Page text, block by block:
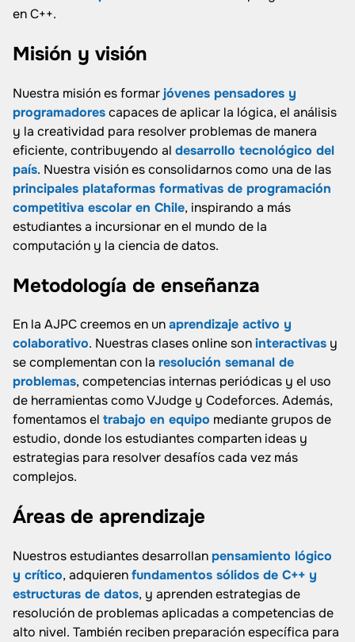
en C++.
Misión y visión
Nuestra misión es formarjóvenes pensadores y
programadorescapaces de aplicar la lógica, el análisis
y la creatividad para resolver problemas de manera
eficiente, contribuyendo al desarrollo tecnológico del
país. Nuestra visión es consolidarnos como una de las
principales plataformas formativas de programación
competitiva escolar en Chile, inspirando a más
estudiantes a incursionar en el mundo de la
computación y la ciencia de datos.
Metodología de enseñanza
En la AJPC creemos en unaprendizaje activo y
colaborativo. Nuestras clases online soninteractivas y
se complementan con la resolución semanal de
problemas, competencias internas periódicas y el uso
de herramientas como VJudge y Codeforces. Además,
fomentamos el trabajo en equipo mediante grupos de
estudio, donde los estudiantes comparten ideas y
estrategias para resolver desafíos cada vez más
complejos.
Áreas de aprendizaje
Nuestros estudiantes desarrollanpensamiento lógico
y crítico, adquierenfundamentos sólidos de C++ y
estructuras de datos, y aprenden estrategias de
resolución de problemas aplicadas a competencias de
alto nivel. También reciben preparación específica para